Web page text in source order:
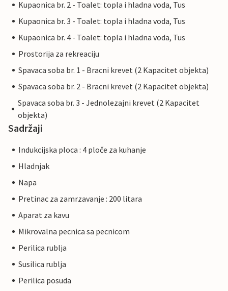
Kupaonica br. 2 - Toalet: topla i hladna voda, Tus
Kupaonica br. 3 - Toalet: topla i hladna voda, Tus
Kupaonica br. 4 - Toalet: topla i hladna voda, Tus
Prostorija za rekreaciju
Spavaca soba br. 1 - Bracni krevet (2 Kapacitet objekta)
Spavaca soba br. 2 - Bracni krevet (2 Kapacitet objekta)
Spavaca soba br. 3 - Jednolezajni krevet (2 Kapacitet
objekta)
Sadržaji
Indukcijska ploca : 4 ploče za kuhanje
Hladnjak
Napa
Pretinac za zamrzavanje : 200 litara
Aparat za kavu
Mikrovalna pecnica sa pecnicom
Perilica rublja
Susilica rublja
Perilica posuda